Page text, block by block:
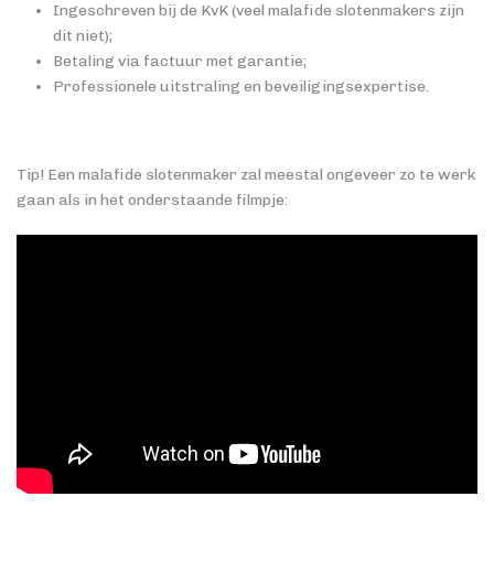
Ingeschreven bij de KvK (veel malafide slotenmakers zijn
dit niet);
Betaling via factuur met garantie;
Professionele uitstraling en beveiligingsexpertise.
Tip! Een malafide slotenmaker zal meestal ongeveer zo te werk
gaan als in het onderstaande filmpje: